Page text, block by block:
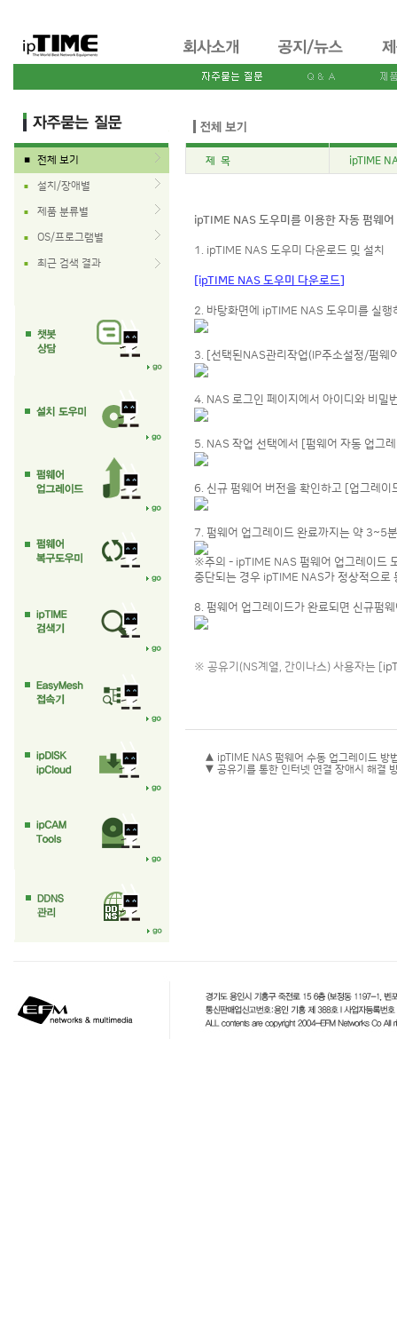
■ 전체 보기
■ 설치/장애별
■ 제품 분류별
■ OS/프로그램별
■ 최근 검색 결과
제 목 ipTIME
ipTIME NAS 도우미를 이용한 자동 펌웨
1. ipTIME NAS 도우미 다운로드 및 설치
[ipTIME NAS 도우미 다운로드]
2. 바탕화면에 ipTIME NAS 도우미를 실
3. [선택된NAS관리작업(IP주소설정/펌웨
4. NAS 로그인 페이지에서 아이디와 비밀
5. NAS 작업 선택에서 [펌웨어 자동 업그
6. 신규 펌웨어 버전을 확인하고 [업그레이
7. 펌웨어 업그레이드 완료까지는 약 3~5
※주의 - ipTIME NAS 펌웨어 업그레이드
중단되는 경우 ipTIME NAS가 정상적으로
8. 펌웨어 업그레이드가 완료되면 신규펌
※ 공유기(NS계열, 간이나스) 사용자는 [
▲ ipTIME NAS 펌웨어 수동 업그레이드 방
▼ 공유기를 통한 인터넷 연결 장애시 해결